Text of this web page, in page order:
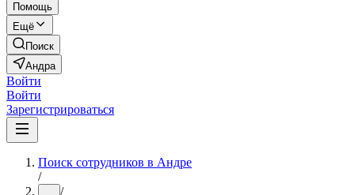
Помощь
Ещё
Поиск
Андра
Войти
Войти
Зарегистрироваться
Поиск сотрудников в Андре
/
... /